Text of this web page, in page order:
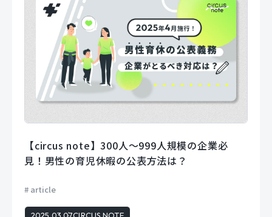
【circus note】300人～999人規模の企業必
見！男性の育児休暇の公表方法は？
article